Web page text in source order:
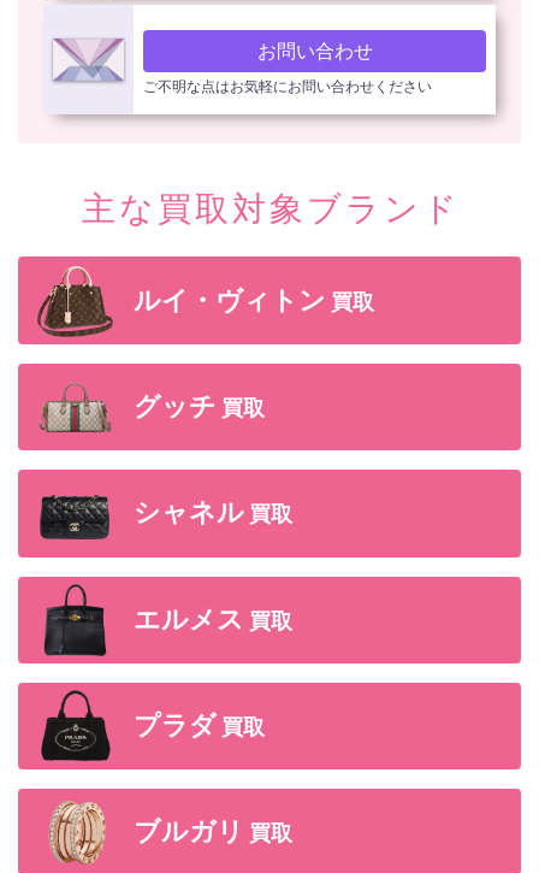
お問い合わせ
ご不明な点はお気軽にお問い合わせください
主な買取対象ブランド
ルイ・ヴィトン 買取
グッチ 買取
シャネル 買取
エルメス 買取
プラダ 買取
ブルガリ 買取